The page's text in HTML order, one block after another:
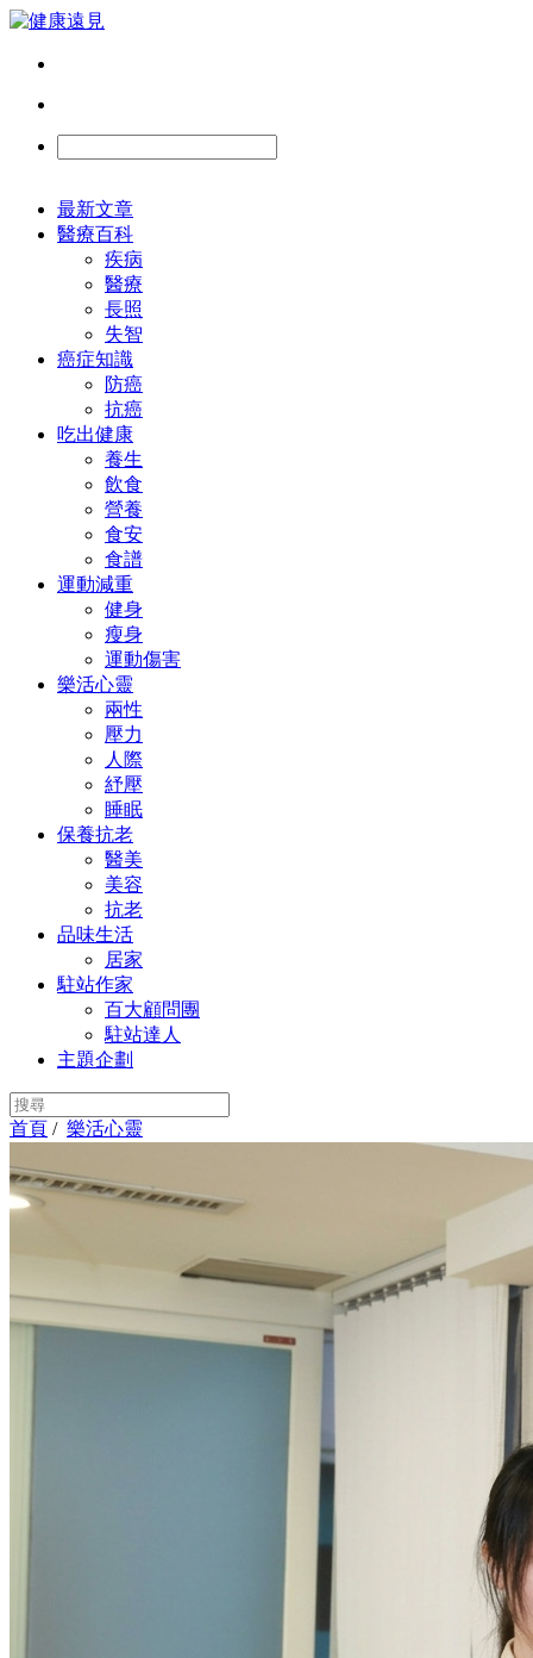
最新文章
醫療百科
疾病
醫療
長照
失智
癌症知識
防癌
抗癌
吃出健康
養生
飲食
營養
食安
食譜
運動減重
健身
瘦身
運動傷害
樂活心靈
兩性
壓力
人際
紓壓
睡眠
保養抗老
醫美
美容
抗老
品味生活
居家
駐站作家
百大顧問團
駐站達人
主題企劃
首頁 / 樂活心靈